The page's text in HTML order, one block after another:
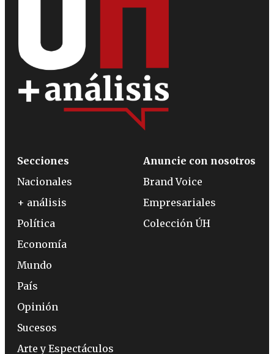
Secciones
Nacionales
+ análisis
Política
Economía
Mundo
País
Opinión
Sucesos
Arte y Espectáculos
Anuncie con nosotros
Brand Voice
Empresariales
Colección ÚH